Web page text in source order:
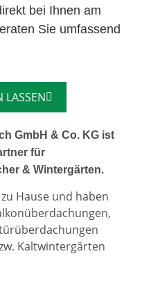
bei Ihnen am
Sie umfassend
LASSEN
GmbH & Co. KG ist
für
& Wintergärten.
Hause und haben
Kaltwintergärten